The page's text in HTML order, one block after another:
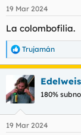
e
:
19 Mar 2024
La colombofilia.
R
e
a
c
i
e
Trujamán
180%
19 Mar 2024